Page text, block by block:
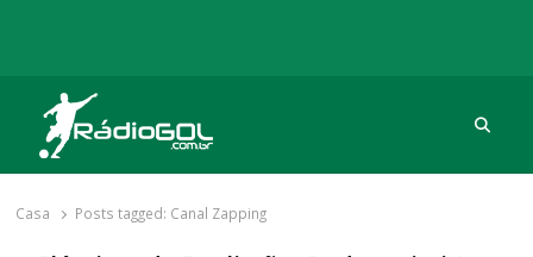
Rádio Gol
Há mais de 20 anos com as melhores coberturas
Casa Posts tagged: Canal Zapping